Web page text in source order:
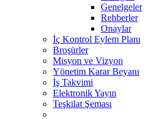
Genelgeler
Rehberler
Onaylar
İç Kontrol Eylem Planı
Broşürler
Misyon ve Vizyon
Yönetim Karar Beyanı
İş Takvimi
Elektronik Yayın
Teşkilat Şeması